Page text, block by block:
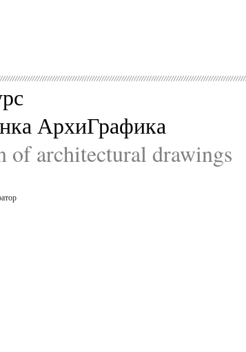
АрхиГрафика
architectural drawings